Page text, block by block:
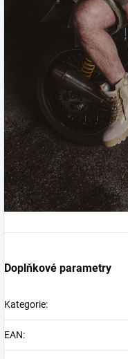
Doplňkové parametry
Kategorie:
EAN: